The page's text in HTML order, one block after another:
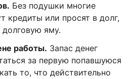
Без подушки многие
кредиты или просят в долг,
долговую яму.
работы. Запас денег
за первую попавшуюся
то, что действительно